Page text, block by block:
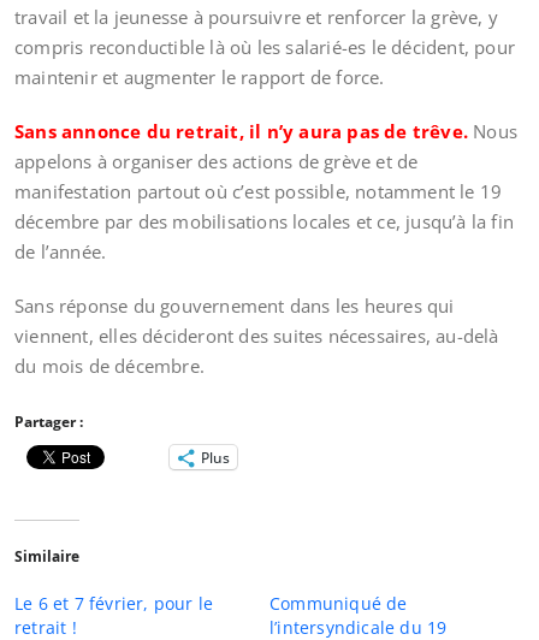
travail et la jeunesse à poursuivre et renforcer la grève, y
compris reconductible là où les salarié-es le décident, pour
maintenir et augmenter le rapport de force.
Sans annonce du retrait, il n’y aura pas de trêve. Nous
appelons à organiser des actions de grève et de
manifestation partout où c’est possible, notamment le 19
décembre par des mobilisations locales et ce, jusqu’à la fin
de l’année.
Sans réponse du gouvernement dans les heures qui
viennent, elles décideront des suites nécessaires, au-delà
du mois de décembre.
Partager :
Plus
Similaire
Le 6 et 7 février, pour le
retrait !
Communiqué de
l’intersyndicale du 19